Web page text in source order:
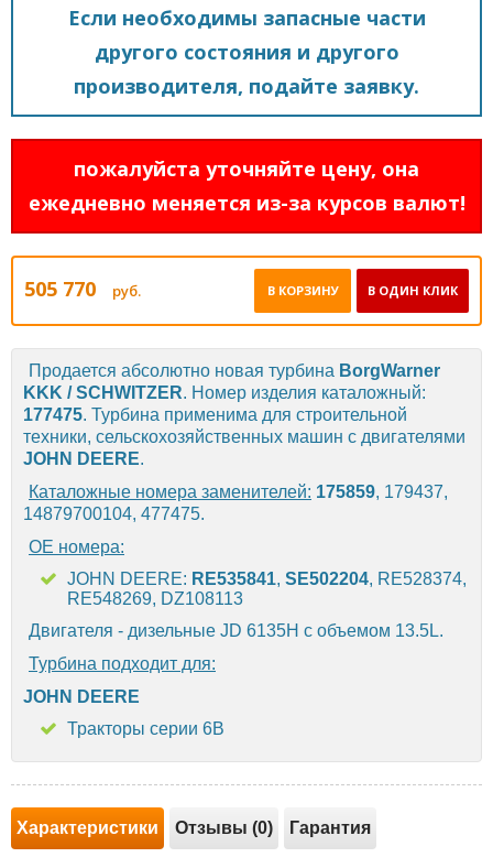
Если необходимы запасные части
другого состояния и другого
производителя, подайте заявку.
пожалуйста уточняйте цену, она
ежедневно меняется из-за курсов валют!
505 770 руб. В ОДИН КЛИК
В КОРЗИНУ
Продается абсолютно новая турбина BorgWarner
KKK / SCHWITZER. Номер изделия каталожный:
177475. Турбина применима для cтроительной
техники, сельскохозяйственных машин с двигателями
JOHN DEERE.
Каталожные номера заменителей: 175859, 179437,
14879700104, 477475.
OE номера:
JOHN DEERE: RE535841, SE502204, RE528374,
RE548269, DZ108113
Двигателя - дизельные JD 6135H с объемом 13.5L.
Турбина подходит для:
JOHN DEERE
Тракторы серии 6B
Характеристики Отзывы (0) Гарантия